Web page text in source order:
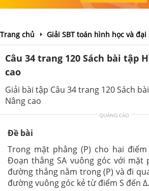
Trang chủ Giải SBT toán hình học và đại
Câu 34 trang 120 Sách bài tập
cao
Giải bài tập Câu 34 trang 120 Sách
Nâng cao
QUẢNG CÁO
Đề bài
Trong mặt phẳng (P) cho hai
Đoạn thẳng SA vuông góc với mặt
đường thẳng nằm trong (P) và đi
đường vuông góc kẻ từ điểm S đến ∆.